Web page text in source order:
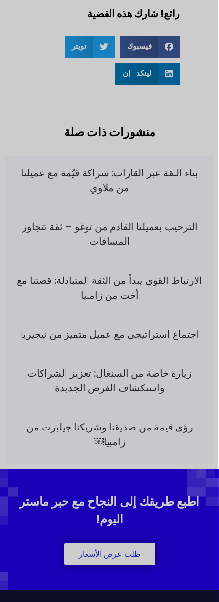
رائع! شارك هذه القضية
فيسبوك تويتر
لينكد إن
منشورات ذات صلة
بناء الثقة عبر القارات: شراكة قيّمة مع عميلنا
من ملاوي
الترحيب بعميلنا القادم من توغو – ثقة تتجاوز
المسافات
الارتباط القوي يبدأ من الثقة المتبادلة: قصتنا مع
أخت من زامبيا
اجتماع استراتيجي مع عميل متميز من نيجيريا
زيارة خاصة من السنغال: تعزيز الشراكات
واستكشاف الفرص الجديدة
رؤى قيمة من صديقنا وشريكنا جيلبرت من
زامبيا￼
اطبع طريقك إلى النجاح مع حبر ماستر
اليوم!
طلب عرض الأسعار